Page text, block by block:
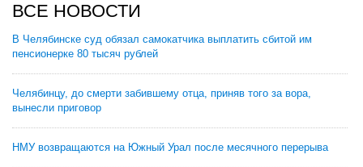
ВСЕ НОВОСТИ
В Челябинске суд обязал самокатчика выплатить сбитой им
пенсионерке 80 тысяч рублей
Челябинцу, до смерти забившему отца, приняв того за вора,
вынесли приговор
НМУ возвращаются на Южный Урал после месячного перерыва